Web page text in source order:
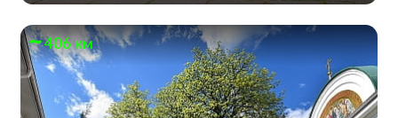
406 км